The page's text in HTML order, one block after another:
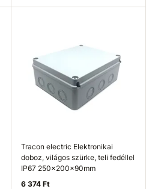
Tracon electric Elektronikai
doboz, világos szürke, teli fedéllel
IP67 250x200x90mm
6 374 Ft